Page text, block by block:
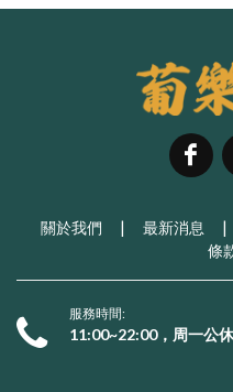
關於我們 | 最新消息 |
條
服務時間:
11:00~22:00，周一公休